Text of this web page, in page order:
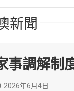
新聞
事調解制
2026年6月4日